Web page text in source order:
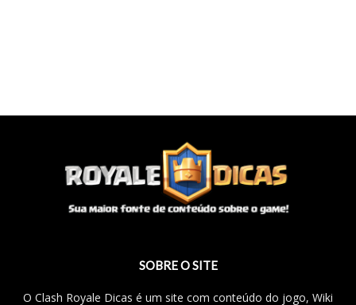
SOBRE O SITE
O Clash Royale Dicas é um site com conteúdo do jogo, Wiki